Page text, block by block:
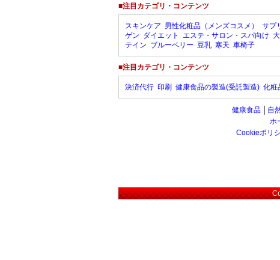
■注目カテゴリ・コンテンツ
スキンケア 男性化粧品（メンズコスメ） サプ
ゲン ダイエット エステ・サロン・スパ向け
テイン ブルーベリー 豆乳 寒天 車椅子
■注目カテゴリ・コンテンツ
決済代行 印刷 健康食品の製造(受託製造) 化粧
健康食品 自
ホ
Cookieポリ